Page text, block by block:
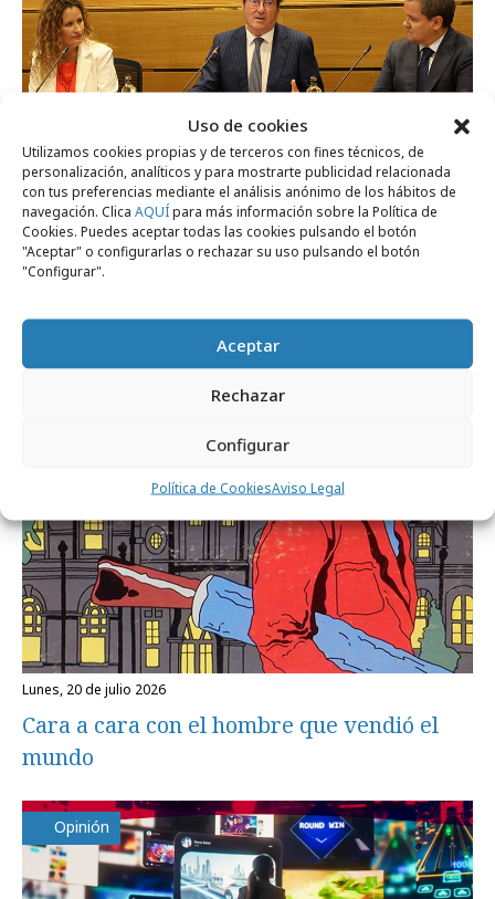
Uso de cookies
Utilizamos cookies propias y de terceros con fines técnicos, de
personalización, analíticos y para mostrarte publicidad relacionada
con tus preferencias mediante el análisis anónimo de los hábitos de
navegación. Clica AQUÍpara más información sobre la Política de
Cookies. Puedes aceptar todas las cookies pulsando el botón
"Aceptar" o configurarlas o rechazar su uso pulsando el botón
"Configurar".
Aceptar
Rechazar
Configurar
Política de CookiesAviso Legal
miércoles, 22 de julio 2026
La sostenibilidad en Iberoamérica: más
lunes, 20 de julio 2026
Cara a cara con el hombre que vendió el
mundo
Opinión